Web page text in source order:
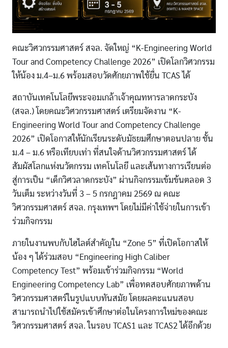
คณะวิศวกรรมศาสตร์ สจล. จัดใหญ่ “K-Engineering World
Tour and Competency Challenge 2026” เปิดโลกวิศวกรรม
ให้น้อง ม.4–ม.6 พร้อมสอบวัดศักยภาพใช้ยื่น TCAS ได้
สถาบันเทคโนโลยีพระจอมเกล้าเจ้าคุณทหารลาดกระบัง
(สจล.) โดยคณะวิศวกรรมศาสตร์ เตรียมจัดงาน “K-
Engineering World Tour and Competency Challenge
2026” เปิดโอกาสให้นักเรียนระดับมัธยมศึกษาตอนปลาย ชั้น
ม.4 – ม.6 หรือเทียบเท่า ที่สนใจด้านวิศวกรรมศาสตร์ ได้
สัมผัสโลกแห่งนวัตกรรม เทคโนโลยี และเส้นทางการเรียนต่อ
สู่การเป็น “เด็กวิศวลาดกระบัง” ผ่านกิจกรรมเข้มข้นตลอด 3
วันเต็ม ระหว่างวันที่ 3 – 5 กรกฎาคม 2569 ณ คณะ
วิศวกรรมศาสตร์ สจล. กรุงเทพฯ โดยไม่มีค่าใช้จ่ายในการเข้า
ร่วมกิจกรรม
ภายในงานพบกับไฮไลต์สำคัญใน “Zone 5” ที่เปิดโอกาสให้
น้อง ๆ ได้ร่วมสอบ “Engineering High Caliber
Competency Test” พร้อมเข้าร่วมกิจกรรม “World
Engineering Competency Lab” เพื่อทดสอบศักยภาพด้าน
วิศวกรรมศาสตร์ในรูปแบบทันสมัย โดยผลคะแนนสอบ
สามารถนำไปใช้สมัครเข้าศึกษาต่อในโครงการใหม่ของคณะ
วิศวกรรมศาสตร์ สจล. ในรอบ TCAS1 และ TCAS2 ได้อีกด้วย